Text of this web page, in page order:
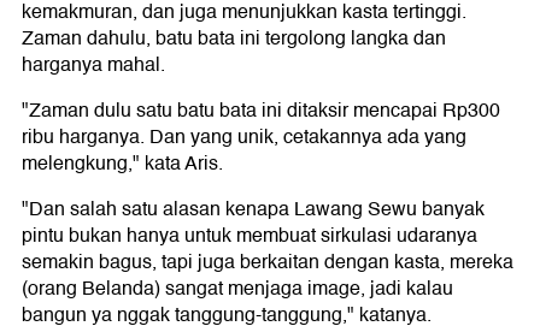
kemakmuran, dan juga menunjukkan kasta tertinggi.
Zaman dahulu, batu bata ini tergolong langka dan
harganya mahal.
"Zaman dulu satu batu bata ini ditaksir mencapai Rp300
ribu harganya. Dan yang unik, cetakannya ada yang
melengkung," kata Aris.
"Dan salah satu alasan kenapa Lawang Sewu banyak
pintu bukan hanya untuk membuat sirkulasi udaranya
semakin bagus, tapi juga berkaitan dengan kasta, mereka
(orang Belanda) sangat menjaga image, jadi kalau
bangun ya nggak tanggung-tanggung," katanya.